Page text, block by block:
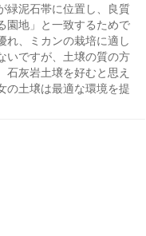
緑泥石帯に位置し、良質
園地」と一致するためで
れ、ミカンの栽培に適し
いですが、土壌の質の方
石灰岩土壌を好むと思え
の土壌は最適な環境を提